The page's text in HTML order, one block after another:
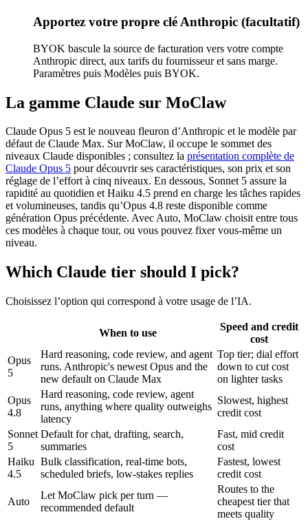
Apportez votre propre clé Anthropic (facultatif)
BYOK bascule la source de facturation vers votre compte
Anthropic direct, aux tarifs du fournisseur et sans marge.
Paramètres puis Modèles puis BYOK.
La gamme Claude sur MoClaw
Claude Opus 5 est le nouveau fleuron d’Anthropic et le modèle par
défaut de Claude Max. Sur MoClaw, il occupe le sommet des
niveaux Claude disponibles ; consultez la présentation complète de
Claude Opus 5 pour découvrir ses caractéristiques, son prix et son
réglage de l’effort à cinq niveaux. En dessous, Sonnet 5 assure la
rapidité au quotidien et Haiku 4.5 prend en charge les tâches rapides
et volumineuses, tandis qu’Opus 4.8 reste disponible comme
génération Opus précédente. Avec Auto, MoClaw choisit entre tous
ces modèles à chaque tour, ou vous pouvez fixer vous-même un
niveau.
Which Claude tier should I pick?
Choisissez l’option qui correspond à votre usage de l’IA.
When to use
Speed and credit
cost
Opus
5
Hard reasoning, code review, and agent
runs. Anthropic's newest Opus and the
new default on Claude Max
Top tier; dial effort
down to cut cost
on lighter tasks
Opus
4.8
Hard reasoning, code review, agent
runs, anything where quality outweighs
latency
Slowest, highest
credit cost
Sonnet
5
Default for chat, drafting, search,
summaries
Fast, mid credit
cost
Haiku
4.5
Bulk classification, real-time bots,
scheduled briefs, low-stakes replies
Fastest, lowest
credit cost
Auto
Let MoClaw pick per turn —
recommended default
Routes to the
cheapest tier that
meets quality